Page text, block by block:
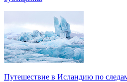
Путешествие в Исландию по